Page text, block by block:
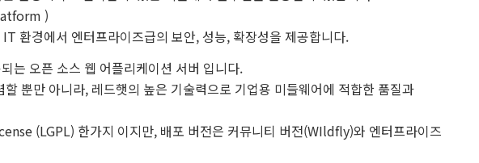
)
환경에서 엔터프라이즈급의 보안, 성능, 확장성을 제공합니다.
는 오픈 소스 웹 어플리케이션 서버 입니다.
뿐만 아니라, 레드햇의 높은 기술력으로 기업용 미들웨어에 적합한 품질과
(LGPL) 한가지 이지만, 배포 버전은 커뮤니티 버전(WIldfly)와 엔터프라이즈